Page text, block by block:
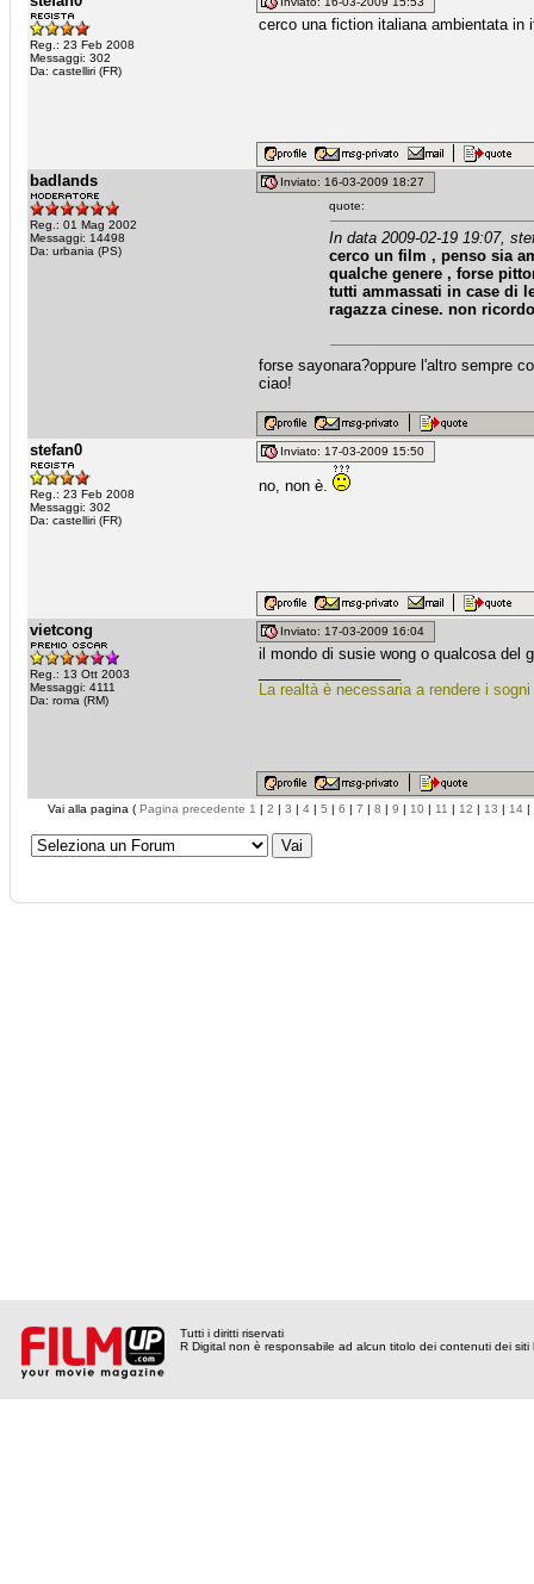
Reg.: 23 Feb 2008
Messaggi: 302
Da: castelliri (FR)
cerco una fiction italiana ambientata in
badlands
Reg.: 01 Mag 2002
Messaggi: 14498
Da: urbania (PS)
Inviato: 16-03-2009 18:27
quote:
In data 2009-02-19 19:07,
cerco un film , penso sia
qualche genere , forse
tutti ammassati in case di
ragazza cinese. non
forse sayonara?oppure l'altro sempre
ciao!
stefan0
Reg.: 23 Feb 2008
Messaggi: 302
Da: castelliri (FR)
Inviato: 17-03-2009 15:50
no, non è.
vietcong
Reg.: 13 Ott 2003
Messaggi: 4111
Da: roma (RM)
Inviato: 17-03-2009 16:04
il mondo di susie wong o qualcosa del
La realtà è necessaria a rendere i
Vai alla pagina ( Pagina precedente 1 | 2 | 3 | 4 | 5 | 6 | 7 | 8 | 9 | 10 | 11 | 12 | 13 | 14 |
Tutti i diritti riservati
R Digital non è responsabile ad alcun titolo dei contenuti dei siti